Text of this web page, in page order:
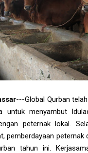
---Global Qurban
untuk menyambut
peternak lokal.
pemberdayaan peternak
tahun ini.